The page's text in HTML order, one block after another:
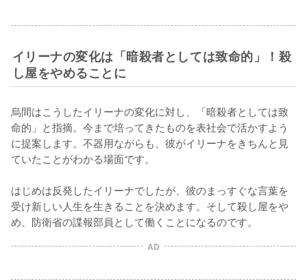
イリーナの変化は「暗殺者としては致命的」！殺
し屋をやめることに
烏間はこうしたイリーナの変化に対し、「暗殺者としては致
命的」と指摘。今まで培ってきたものを表社会で活かすよう
に提案します。不器用ながらも、彼がイリーナをきちんと見
ていたことがわかる場面です。
はじめは反発したイリーナでしたが、彼のまっすぐな言葉を
受け新しい人生を生きることを決めます。そして殺し屋をや
め、防衛省の諜報部員として働くことになるのです。
AD